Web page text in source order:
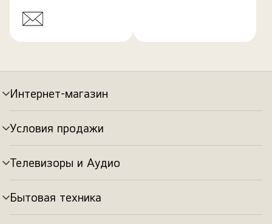
Интернет-магазин
Переключатель
меню
Условия продажи
Переключатель
меню
Телевизоры и Аудио
Переключатель
меню
Бытовая техника
Переключатель
меню